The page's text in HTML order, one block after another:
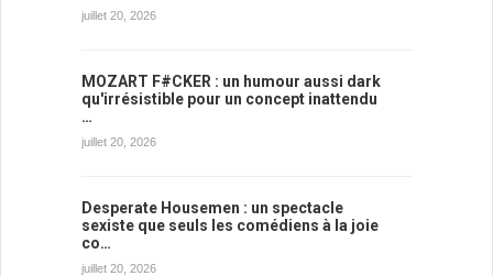
juillet 20, 2026
MOZART F#CKER : un humour aussi dark
qu'irrésistible pour un concept inattendu
…
juillet 20, 2026
Desperate Housemen : un spectacle
sexiste que seuls les comédiens à la joie
co…
juillet 20, 2026